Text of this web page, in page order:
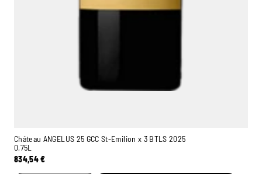
Château ANGELUS 25 GCC St-Emilion x 3 BTLS 2025
0,75L
834,54€